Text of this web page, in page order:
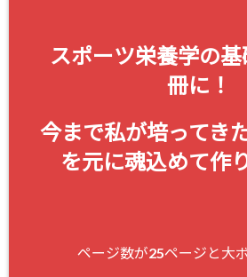
スポーツ栄養学の基
冊に！
今まで私が培ってき
を元に魂込めて作
ページ数が25ページと大